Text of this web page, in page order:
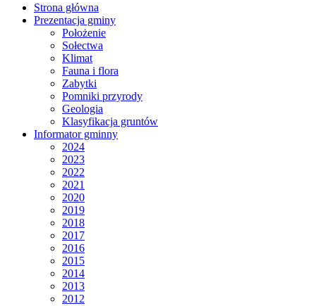
Strona główna
Prezentacja gminy
Położenie
Sołectwa
Klimat
Fauna i flora
Zabytki
Pomniki przyrody
Geologia
Klasyfikacja gruntów
Informator gminny
2024
2023
2022
2021
2020
2019
2018
2017
2016
2015
2014
2013
2012